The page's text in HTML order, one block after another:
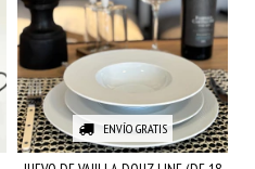
ENVÍO GRATIS